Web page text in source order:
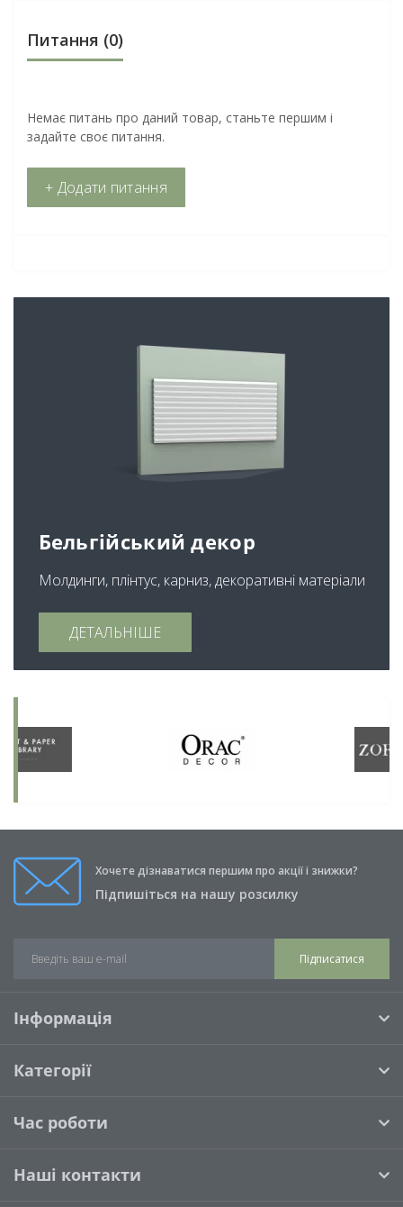
Питання (0)
Немає питань про даний товар, станьте першим і
задайте своє питання.
+ Додати питання
Бельгійський декор
Молдинги, плінтус, карниз, декоративні матеріали
ДЕТАЛЬНІШЕ
Хочете дізнаватися першим про акції і знижки?
Підпишіться на нашу розсилку
Підписатися
Інформація
Категорії
Час роботи
Наші контакти